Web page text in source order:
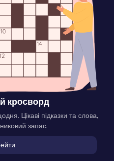
кросворд
Цікаві підказки та слова,
запас.